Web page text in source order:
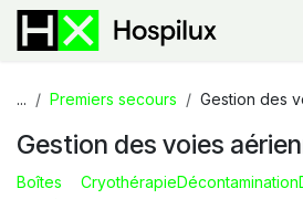
Skip to Content
... Premiers secours Gestion des
Gestion des voies
Boîtes
CryothérapieDécontamination